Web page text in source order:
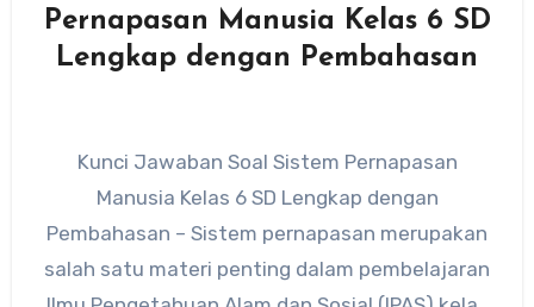
Pernapasan Manusia Kelas 6 SD
Lengkap dengan Pembahasan
Kunci Jawaban Soal Sistem Pernapasan
Manusia Kelas 6 SD Lengkap dengan
Pembahasan – Sistem pernapasan merupakan
salah satu materi penting dalam pembelajaran